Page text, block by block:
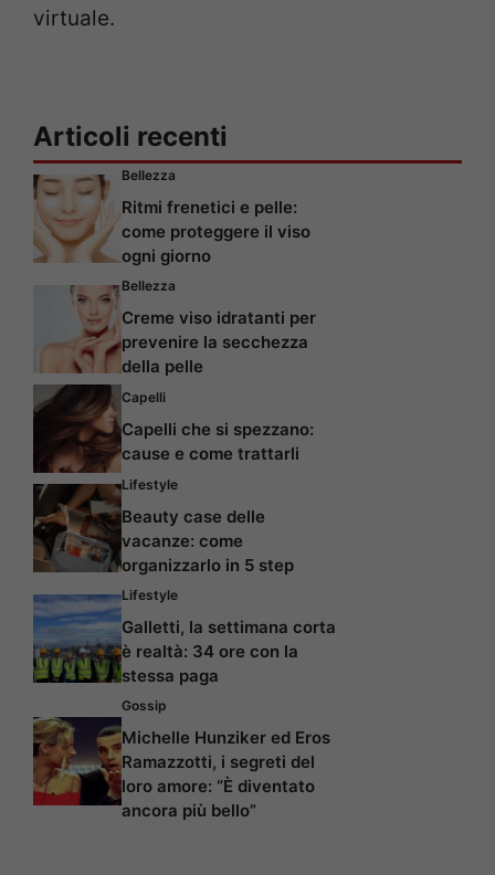
virtuale.
Articoli recenti
Bellezza
Ritmi frenetici e pelle:
come proteggere il viso
ogni giorno
Bellezza
Creme viso idratanti per
prevenire la secchezza
della pelle
Capelli
Capelli che si spezzano:
cause e come trattarli
Lifestyle
Beauty case delle
vacanze: come
organizzarlo in 5 step
Lifestyle
Galletti, la settimana corta
è realtà: 34 ore con la
stessa paga
Gossip
Michelle Hunziker ed Eros
Ramazzotti, i segreti del
loro amore: “È diventato
ancora più bello”